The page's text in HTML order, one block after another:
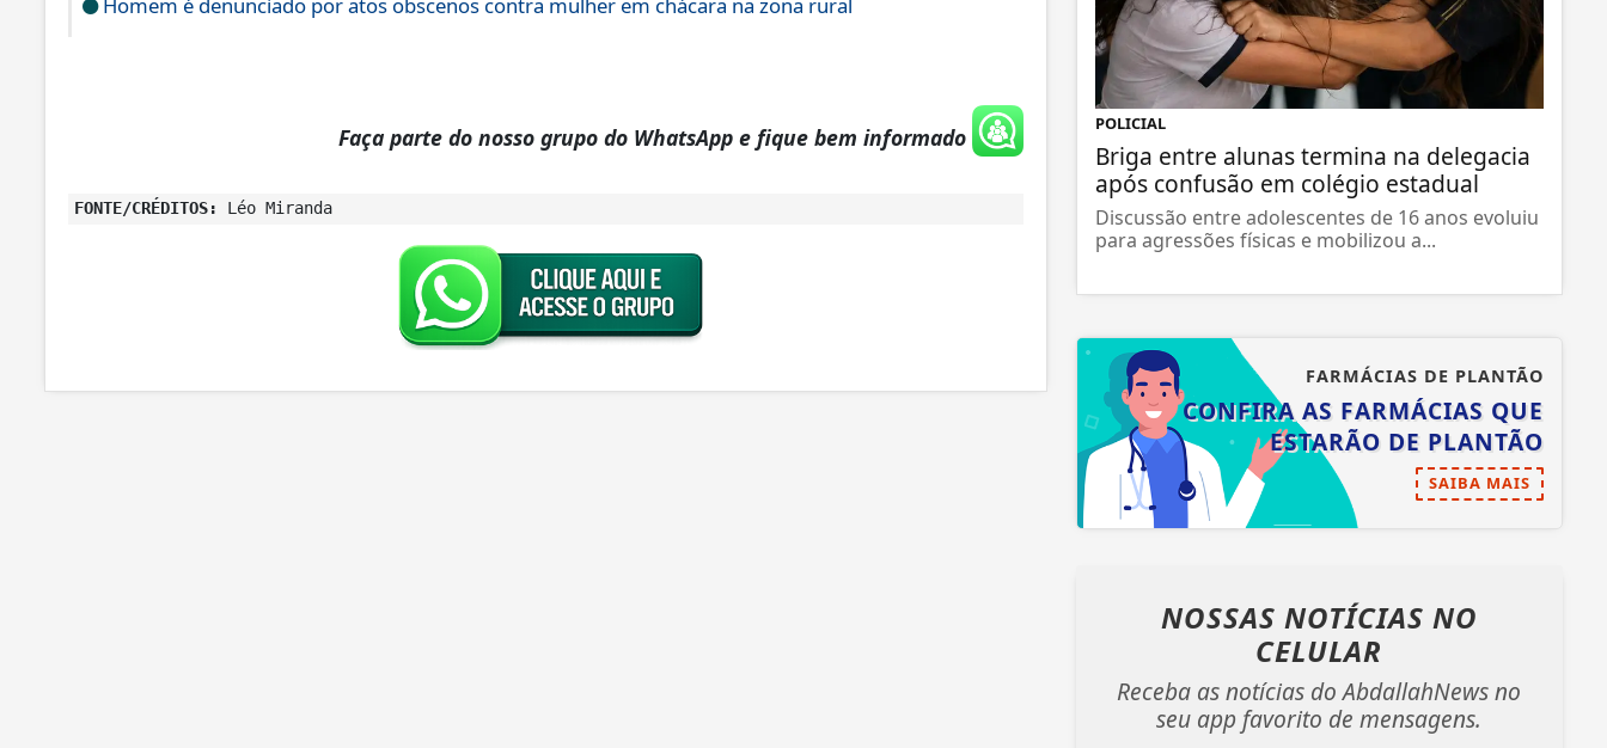
Faça parte do nosso grupo do WhatsApp e fique bem informado
FONTE/CRÉDITOS: Léo Miranda
POLICIAL
Briga entre alunas termina na delegacia
após confusão em colégio estadual
Discussão entre adolescentes de 16 anos evoluiu
para agressões físicas e mobilizou a...
FARMÁCIAS DE PLANTÃO
CONFIRA AS FARMÁCIAS QUE
ESTARÃO DE PLANTÃO
SAIBA MAIS
NOSSAS NOTÍCIAS NO
CELULAR
Receba as notícias do AbdallahNews no
seu app favorito de mensagens.